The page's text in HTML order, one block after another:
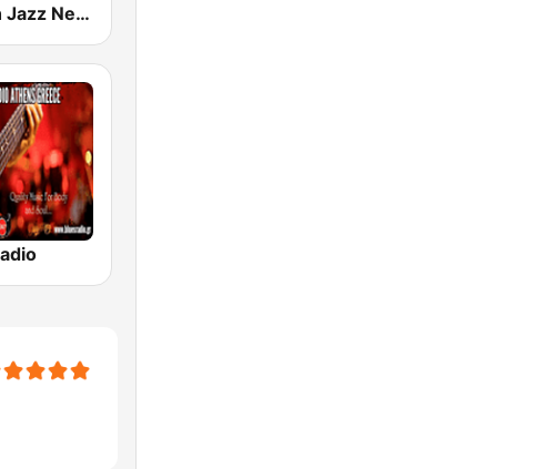
Smooth Jazz Network